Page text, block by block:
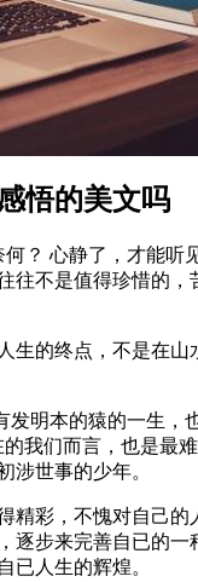
悟的美文吗
？ 心静了，才能听
往不是值得珍惜的
生的终点，不是在
发明本的猿的一生，
我们而言，也是最
涉世事的少年。
精彩，不愧对自己
逐步来完善自已的
已人生的辉煌。